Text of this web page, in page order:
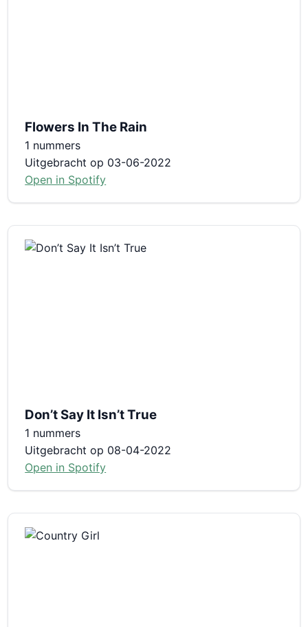
Flowers In The Rain
1 nummers
Uitgebracht op 03-06-2022
Open in Spotify
Don’t Say It Isn’t True
1 nummers
Uitgebracht op 08-04-2022
Open in Spotify